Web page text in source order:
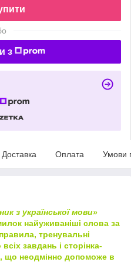
з
Доставка Оплата Умови
з української мови»
найуживаніші слова за
тренувальні
завдань і сторінка-
що неодмінно допоможе в